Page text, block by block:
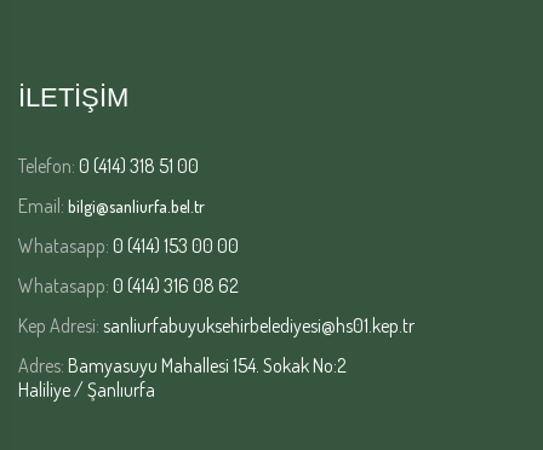
İLETİŞİM
Telefon: 0 (414) 318 51 00
Email: bilgi@sanliurfa.bel.tr
Whatasapp: 0 (414) 153 00 00
Whatasapp: 0 (414) 316 08 62
Kep Adresi: sanliurfabuyuksehirbelediyesi@hs01.kep.tr
Adres: Bamyasuyu Mahallesi 154. Sokak No:2
Haliliye / Şanlıurfa